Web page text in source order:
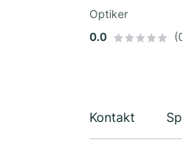
Optiker
0.0
Kontakt